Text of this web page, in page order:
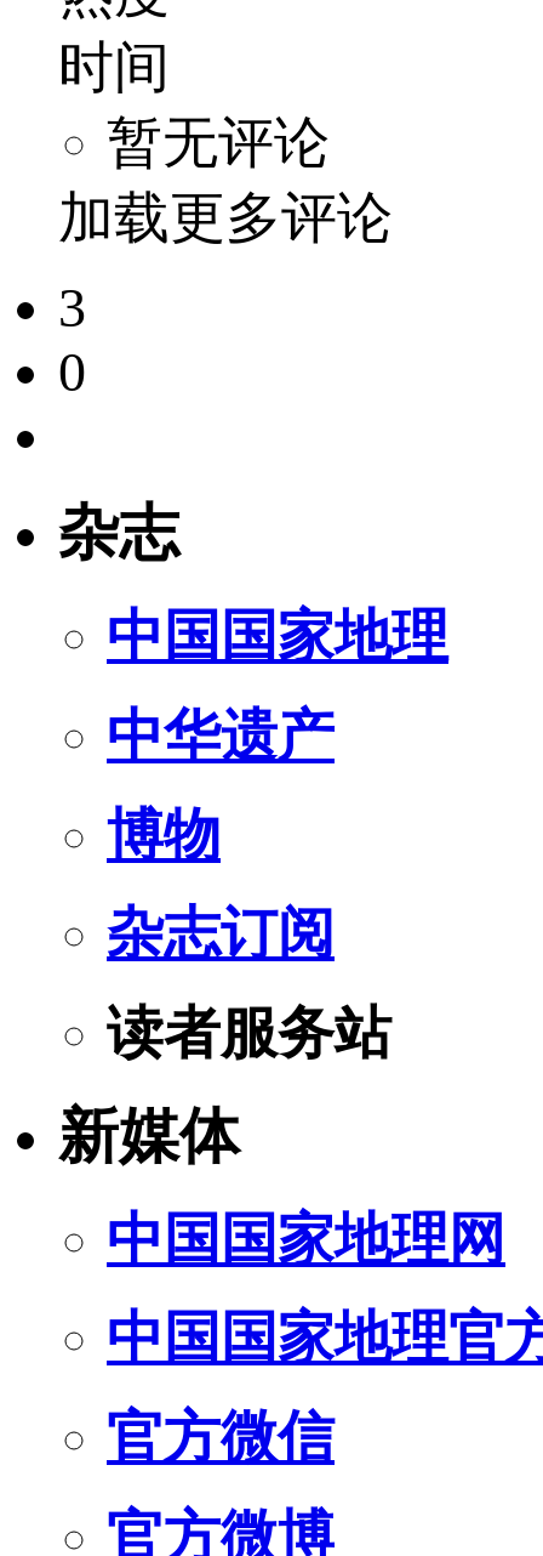
时间
暂无评论
加载更多评论
3
0
杂志
中国国家地理
中华遗产
博物
杂志订阅
读者服务站
新媒体
中国国家地理网
中国国家地理官
官方微信
官方微博